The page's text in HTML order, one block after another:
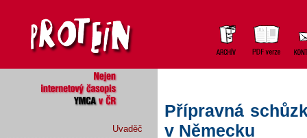
Uvaděč
Přípravná
v Německu